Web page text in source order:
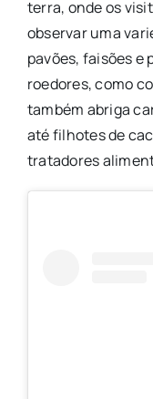
terra, onde os
observar uma
pavões, faisões e
roedores, como
também abriga
até filhotes de
tratadores